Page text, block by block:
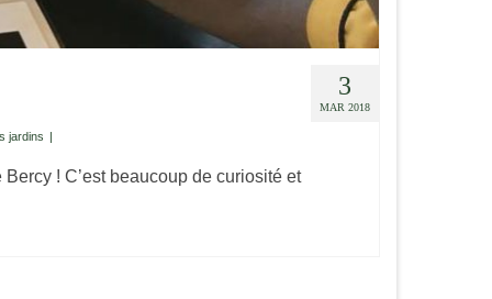
3
MAR 2018
jardins |
! C’est beaucoup de curiosité et